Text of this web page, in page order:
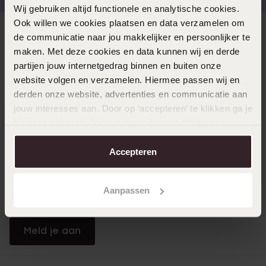
Wij gebruiken altijd functionele en analytische cookies.
Ook willen we cookies plaatsen en data verzamelen om
de communicatie naar jou makkelijker en persoonlijker te
maken. Met deze cookies en data kunnen wij en derde
partijen jouw internetgedrag binnen en buiten onze
website volgen en verzamelen. Hiermee passen wij en
derden onze website, advertenties en communicatie aan
jouw interesses aan. Door op ‘accepteren’ te klikken ga je
aanpassen. Lees er meer over in onscookiebeleid.
Accepteren
Aanpassen
Direct naar
Over Lucardi
Meld je aan